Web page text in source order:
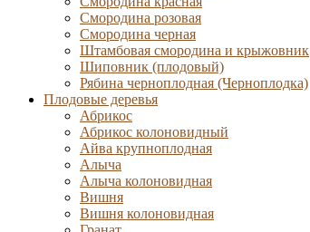
Смородина розовая
Смородина черная
Штамбовая смородина и крыжовник
Шиповник (плодовый)
Рябина черноплодная (Черноплодка)
Плодовые деревья
Абрикос
Абрикос колоновидный
Айва крупноплодная
Алыча
Алыча колоновидная
Вишня
Вишня колоновидная